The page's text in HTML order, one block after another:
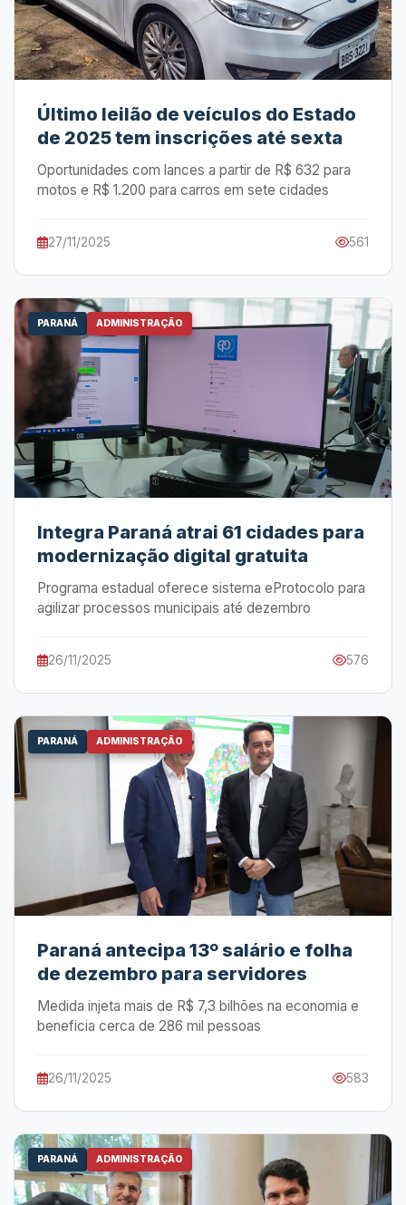
Último leilão de veículos do Estado
de 2025 tem inscrições até sexta
Oportunidades com lances a partir de R$ 632 para
motos e R$ 1.200 para carros em sete cidades
27/11/2025 561
PARANÁ ADMINISTRAÇÃO
Integra Paraná atrai 61 cidades para
modernização digital gratuita
Programa estadual oferece sistema eProtocolo para
agilizar processos municipais até dezembro
26/11/2025 576
PARANÁ ADMINISTRAÇÃO
Paraná antecipa 13º salário e folha
de dezembro para servidores
Medida injeta mais de R$ 7,3 bilhões na economia e
beneficia cerca de 286 mil pessoas
26/11/2025 583
PARANÁ ADMINISTRAÇÃO